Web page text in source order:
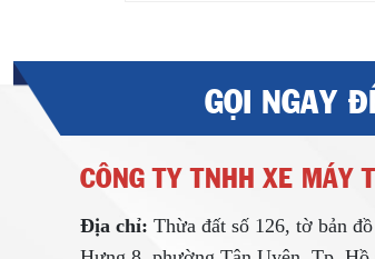
GỌI NGAY
CÔNG TY TNHH XE MÁY
Địa chỉ: Thừa đất số 126, tờ bản